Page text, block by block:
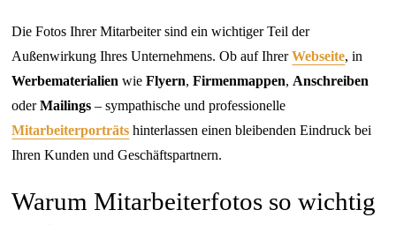
Die Fotos Ihrer Mitarbeiter sind ein wichtiger Teil der
Außenwirkung Ihres Unternehmens. Ob auf IhrerWebseite, in
Werbematerialien wieFlyern,Firmenmappen, Anschreiben
oderMailings – sympathische und professionelle
Mitarbeiterporträts hinterlassen einen bleibenden Eindruck bei
Ihren Kunden und Geschäftspartnern.
Warum Mitarbeiterfotos so wichtig